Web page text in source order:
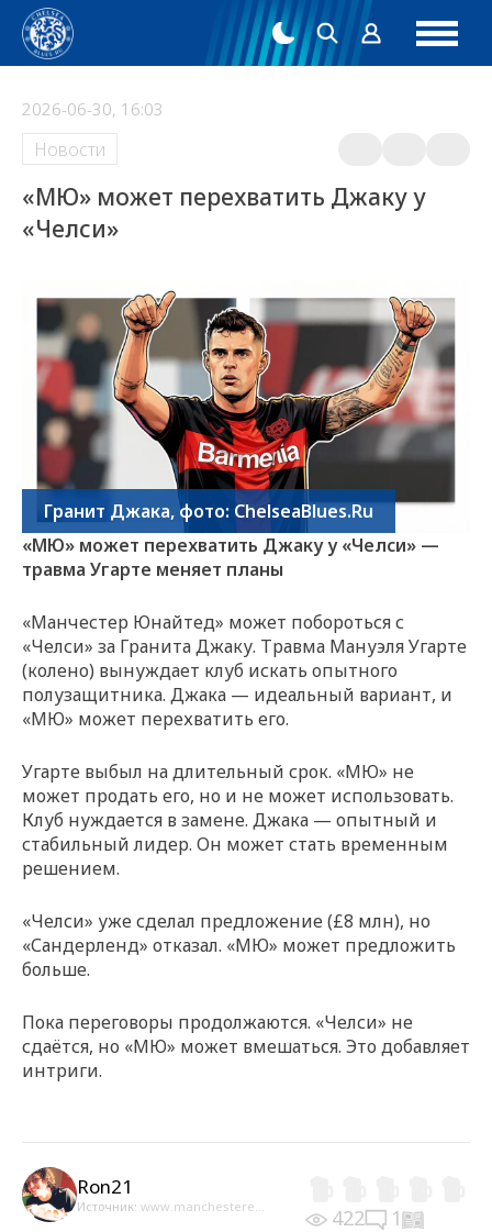
2026-06-30, 16:03
Новости
«МЮ» может перехватить Джаку у
«Челси»
Гранит Джака, фото: ChelseaBlues.Ru
«МЮ» может перехватить Джаку у «Челси» —
травма Угарте меняет планы
«Манчестер Юнайтед» может побороться с
«Челси» за Гранита Джаку. Травма Мануэля Угарте
(колено) вынуждает клуб искать опытного
полузащитника. Джака — идеальный вариант, и
«МЮ» может перехватить его.
Угарте выбыл на длительный срок. «МЮ» не
может продать его, но и не может использовать.
Клуб нуждается в замене. Джака — опытный и
стабильный лидер. Он может стать временным
решением.
«Челси» уже сделал предложение (£8 млн), но
«Сандерленд» отказал. «МЮ» может предложить
больше.
Пока переговоры продолжаются. «Челси» не
сдаётся, но «МЮ» может вмешаться. Это добавляет
интриги.
Ron21
Источник: www.manchestere... 422 1